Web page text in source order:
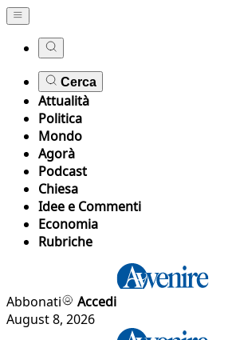
Cerca
Attualità
Politica
Mondo
Agorà
Podcast
Chiesa
Idee e Commenti
Economia
Rubriche
Abbonati
Accedi
August 8, 2026